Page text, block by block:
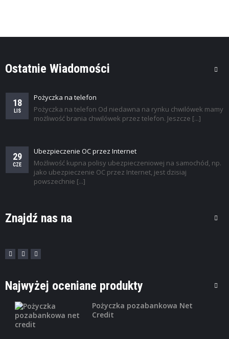
Ostatnie Wiadomości
18
LIS
Pożyczka na telefon
Pożyczka na telefon Od niedawna na rynku chwilówek mamy
możliwość brania chwilówek przez telefon. Jeszcze [...]
29
CZE
Ubezpieczenie OC przez Internet
Możliwość kupna polisy ubezpieczeniowej na samochód, np.
jako ubezpieczenie OC przez Internet, jest dzisiaj
powszechnie [...]
Znajdź nas na
Najwyżej oceniane produkty
Pożyczka pozabankowa Net
Credit